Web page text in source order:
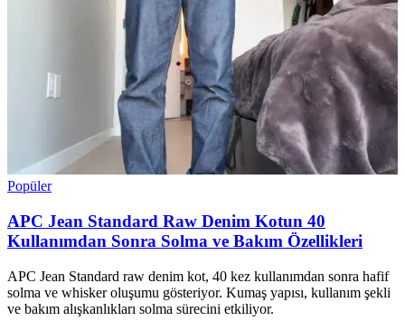
Popüler
APC Jean Standard Raw Denim Kotun 40
Kullanımdan Sonra Solma ve Bakım Özellikleri
APC Jean Standard raw denim kot, 40 kez kullanımdan sonra hafif
solma ve whisker oluşumu gösteriyor. Kumaş yapısı, kullanım şekli
ve bakım alışkanlıkları solma sürecini etkiliyor.